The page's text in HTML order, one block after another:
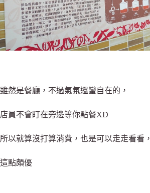
雖然是餐廳，不過氣氛還蠻自在的，
店員不會盯在旁邊等你點餐XD
所以就算沒打算消費，也是可以走走看看，
這點頗優